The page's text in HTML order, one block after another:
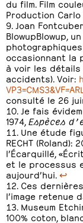
du film. Film
Production
Joan
BlowupBlowup,
photographiques
occasionnant la
à voir les détails
accidents). Voir:
consulté le 26
Je fais
1974, Espèces
Une étude
RECHT (Roland):
l’Écarquillé,
et le processus
aujourd’hui. ↩
Ces
l’image retenue
Museum
100% coton,